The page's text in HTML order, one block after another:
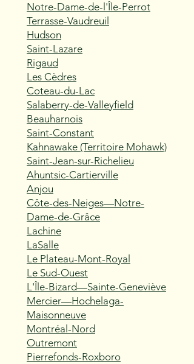
Notre-Dame-de-l'Île-Perrot
Terrasse-Vaudreuil
Hudson
Saint-Lazare
Rigaud
Les Cèdres
Coteau-du-Lac
Salaberry-de-Valleyfield
Beauharnois
Saint-Constant
Kahnawake (Territoire Mohawk)
Saint-Jean-sur-Richelieu
Ahuntsic-Cartierville
Anjou
Côte-des-Neiges—Notre-
Dame-de-Grâce
Lachine
LaSalle
Le Plateau-Mont-Royal
Le Sud-Ouest
L'Île-Bizard—Sainte-Geneviève
Mercier—Hochelaga-
Maisonneuve
Montréal-Nord
Outremont
Pierrefonds-Roxboro